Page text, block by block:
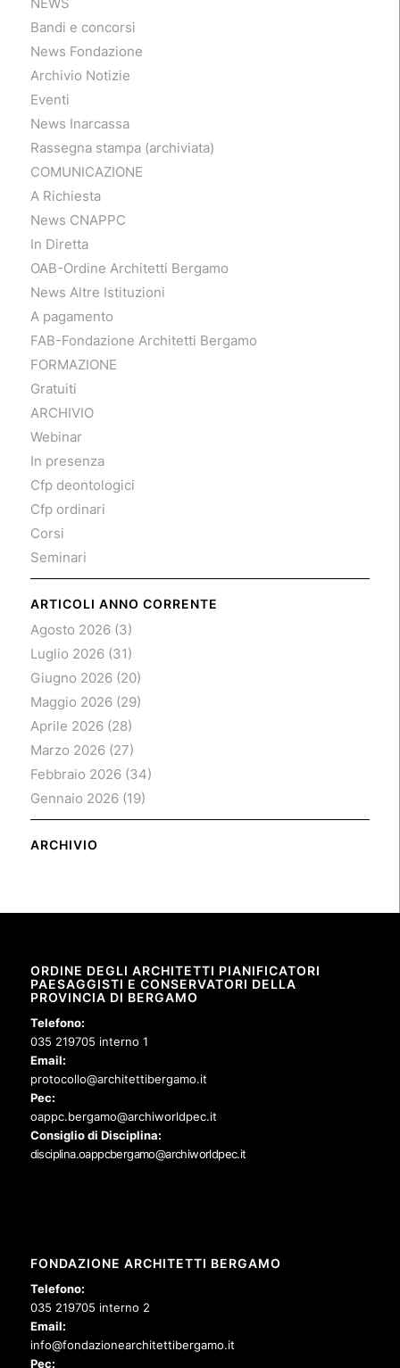
Bandi e concorsi
News Fondazione
Archivio Notizie
Eventi
News Inarcassa
Rassegna stampa (archiviata)
COMUNICAZIONE
A Richiesta
News CNAPPC
In Diretta
OAB-Ordine Architetti Bergamo
News Altre Istituzioni
A pagamento
FAB-Fondazione Architetti Bergamo
FORMAZIONE
Gratuiti
ARCHIVIO
Webinar
In presenza
Cfp deontologici
Cfp ordinari
Corsi
Seminari
ARTICOLI ANNO CORRENTE
Agosto 2026(3)
Luglio 2026(31)
Giugno 2026(20)
Maggio 2026(29)
Aprile 2026(28)
Marzo 2026(27)
Febbraio 2026(34)
Gennaio 2026(19)
ARCHIVIO
ORDINE DEGLI ARCHITETTI PIANIFICATORI
PAESAGGISTI E CONSERVATORI DELLA
PROVINCIA DI BERGAMO
Telefono:
035 219705 interno 1
Email:
protocollo@architettibergamo.it
Pec:
oappc.bergamo@archiworldpec.it
Consiglio di Disciplina:
disciplina.oappcbergamo@archiworldpec.it
FONDAZIONE ARCHITETTI BERGAMO
Telefono:
035 219705 interno 2
Email:
info@fondazionearchitettibergamo.it
Pec: